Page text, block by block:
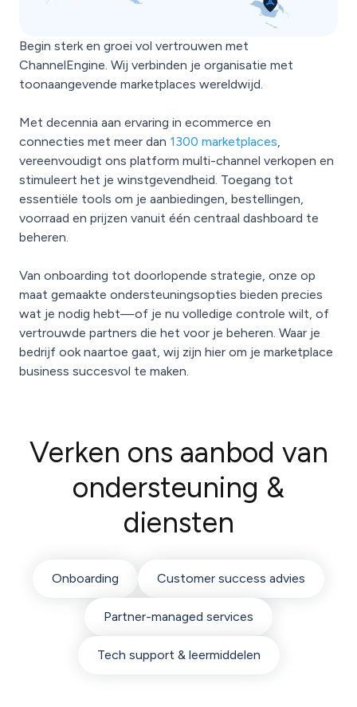
Begin sterk en groei vol vertrouwen met
ChannelEngine. Wij verbinden je organisatie met
toonaangevende marketplaces wereldwijd.
Met decennia aan ervaring in ecommerce en
connecties met meer dan 1300 marketplaces,
vereenvoudigt ons platform multi-channel verkopen en
stimuleert het je winstgevendheid. Toegang tot
essentiële tools om je aanbiedingen, bestellingen,
voorraad en prijzen vanuit één centraal dashboard te
beheren.
Van onboarding tot doorlopende strategie, onze op
maat gemaakte ondersteuningsopties bieden precies
wat je nodig hebt—of je nu volledige controle wilt, of
vertrouwde partners die het voor je beheren. Waar je
bedrijf ook naartoe gaat, wij zijn hier om je marketplace
business succesvol te maken.
Verken ons aanbod van
ondersteuning &
diensten
Onboarding Customer success advies
Partner-managed services
Tech support & leermiddelen